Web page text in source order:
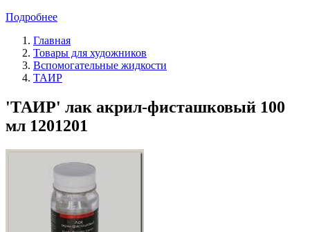
Подробнее
Главная
Товары для художников
Вспомогательные жидкости
ТАИР
'ТАИР' лак акрил-фисташковый 100
мл 1201201